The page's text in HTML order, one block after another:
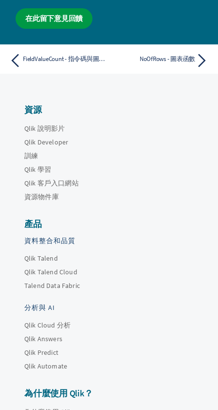
在此留下意見回饋
FieldValueCount - 指令碼與圖表函數 NoOfRows - 圖表函數
資源
Qlik 說明影片
Qlik Developer
訓練
Qlik 學習
Qlik 客戶入口網站
資源物件庫
產品
資料整合和品質
Qlik Talend
Qlik Talend Cloud
Talend Data Fabric
分析與 AI
Qlik Cloud 分析
Qlik Answers
Qlik Predict
Qlik Automate
為什麼使用 Qlik？